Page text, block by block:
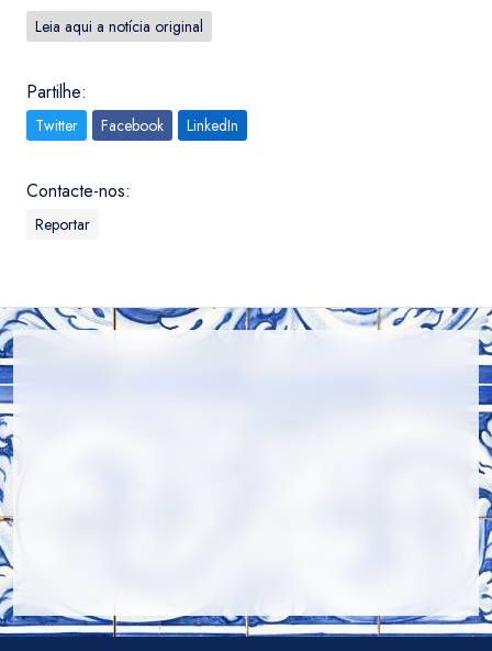
Leia aqui a notícia original
Partilhe:
Twitter Facebook LinkedIn
Contacte-nos:
Reportar